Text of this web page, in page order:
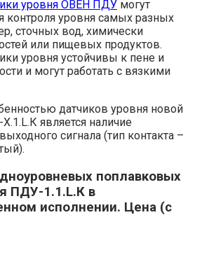
уровня ОВЕН ПДУ могут
контроля уровня самых разных
сточных вод, химически
или пищевых продуктов.
уровня устойчивы к пене и
и могут работать с вязкими
датчиков уровня новой
является наличие
сигнала (тип контакта –
поплавковых
ПДУ-1.1.L.К в
исполнении. Цена (с